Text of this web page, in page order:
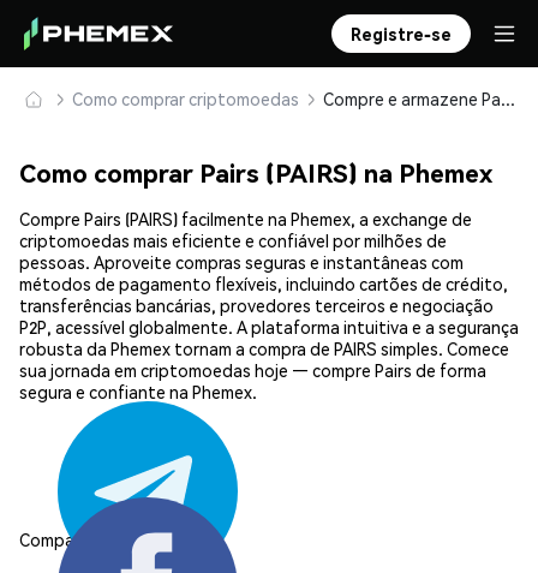
Registre-se
Como comprar criptomoedas Compre e armazene Pairs (PAIRS) com segurança
Como comprar Pairs (PAIRS) na Phemex
Compre Pairs (PAIRS) facilmente na Phemex, a exchange de
criptomoedas mais eficiente e confiável por milhões de
pessoas. Aproveite compras seguras e instantâneas com
métodos de pagamento flexíveis, incluindo cartões de crédito,
transferências bancárias, provedores terceiros e negociação
P2P, acessível globalmente. A plataforma intuitiva e a segurança
robusta da Phemex tornam a compra de PAIRS simples. Comece
sua jornada em criptomoedas hoje — compre Pairs de forma
segura e confiante na Phemex.
Compartilhar: